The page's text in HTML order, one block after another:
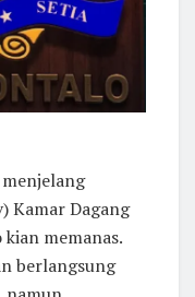
menjelang
Kamar Dagang
memanas.
berlangsung